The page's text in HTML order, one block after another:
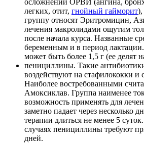
легких, отит, гнойный гайморит),
группу относят Эритромицин,
лечения макролидами ощутим
после начала курса. Названные
беременным и в период
может быть более 1,5 г (ее делят
пенициллины. Такие
воздействуют на стафилококки и
Наиболее востребованными
Амоксиклав. Группа наименее
возможность применять для
заметно падает через несколько
терапии длиться не менее 5
случаях пенициллины требуют
дней.